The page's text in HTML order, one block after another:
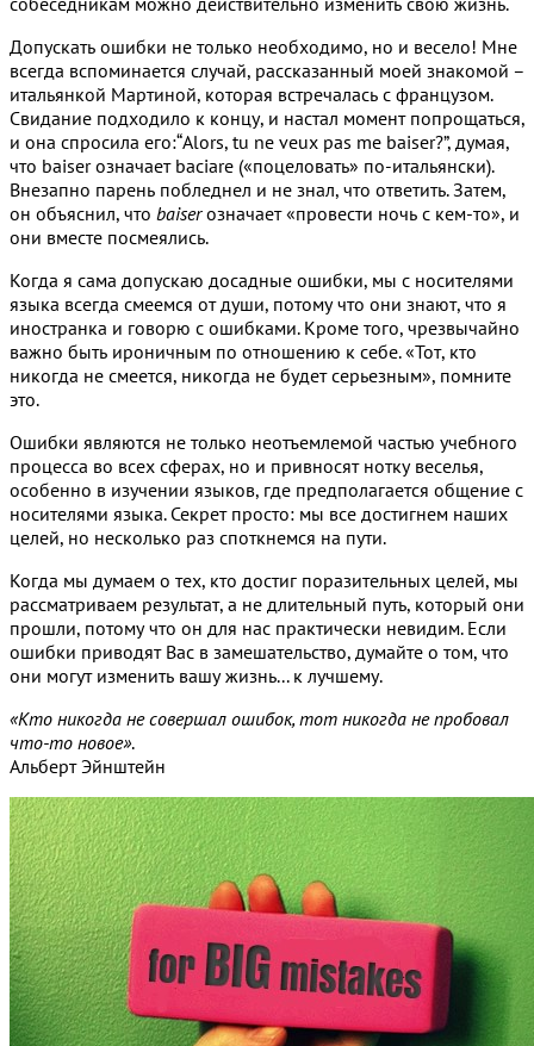
Допускать ошибки не только необходимо, но и весело! Мне
всегда вспоминается случай, рассказанный моей знакомой –
итальянкой Мартиной, которая встречалась с французом.
Свидание подходило к концу, и настал момент попрощаться,
и она спросила его:“Alors, tu ne veux pas me baiser?”, думая,
что baiser означает baciare («поцеловать» по-итальянски).
Внезапно парень побледнел и не знал, что ответить. Затем,
он объяснил, что baiserозначает «провести ночь с кем-то», и
они вместе посмеялись.
Когда я сама допускаю досадные ошибки, мы с носителями
языка всегда смеемся от души, потому что они знают, что я
иностранка и говорю с ошибками. Кроме того, чрезвычайно
важно быть ироничным по отношению к себе. «Тот, кто
никогда не смеется, никогда не будет серьезным», помните
это.
Ошибки являются не только неотъемлемой частью учебного
процесса во всех сферах, но и привносят нотку веселья,
особенно в изучении языков, где предполагается общение с
носителями языка. Секрет просто: мы все достигнем наших
целей, но несколько раз споткнемся на пути.
Когда мы думаем о тех, кто достиг поразительных целей, мы
рассматриваем результат, а не длительный путь, который они
прошли, потому что он для нас практически невидим. Если
ошибки приводят Вас в замешательство, думайте о том, что
они могут изменить вашу жизнь... к лучшему.
«Кто никогда не совершал ошибок, тот никогда не пробовал
что-то новое».
Альберт Эйнштейн